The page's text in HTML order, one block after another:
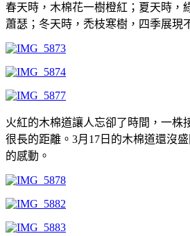
春天時，木棉花一樹橙紅；夏天時，
蕭瑟；冬天時，禿枝寒樹，四季展現
火紅的木棉道讓人忘卻了時間，一株
很長的距離。3月17日的木棉道還沒
的感動。